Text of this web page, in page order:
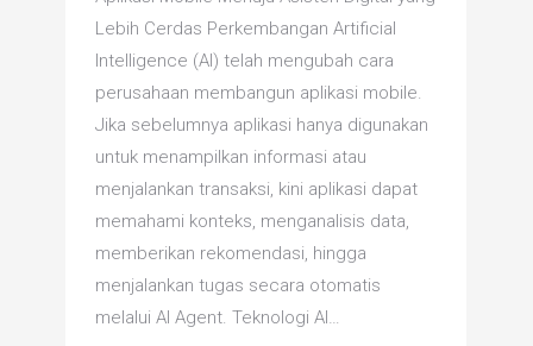
Lebih Cerdas Perkembangan Artificial
Intelligence (AI) telah mengubah cara
perusahaan membangun aplikasi mobile.
Jika sebelumnya aplikasi hanya digunakan
untuk menampilkan informasi atau
menjalankan transaksi, kini aplikasi dapat
memahami konteks, menganalisis data,
memberikan rekomendasi, hingga
menjalankan tugas secara otomatis
melalui AI Agent. Teknologi AI…